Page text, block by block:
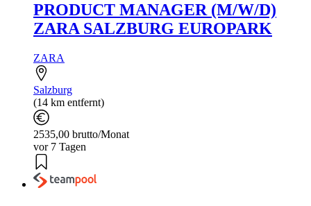
PRODUCT MANAGER (M/W/D)
ZARA SALZBURG EUROPARK
ZARA
Salzburg
(14 km entfernt)
2535,00 brutto/Monat
vor 7 Tagen